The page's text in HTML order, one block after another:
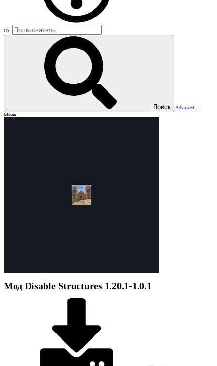
От:
Поиск
Advanced...
Меню
Мод Disable Structures 1.20.1-1.0.1